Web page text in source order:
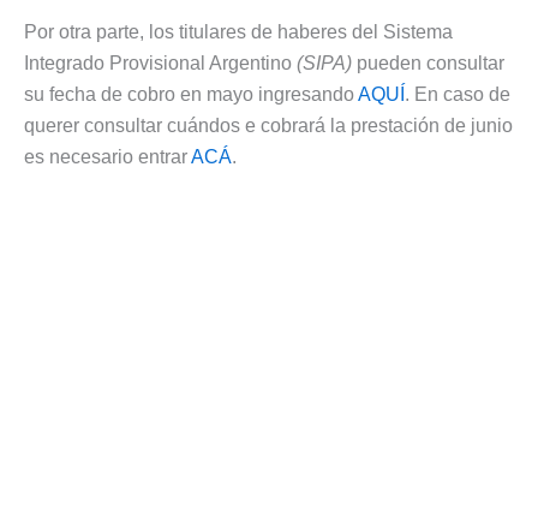
Por otra parte, los titulares de haberes del Sistema
Integrado Provisional Argentino (SIPA) pueden consultar
su fecha de cobro en mayo ingresandoAQUÍ . En caso de
querer consultar cuándos e cobrará la prestación de junio
es necesario entrarACÁ.